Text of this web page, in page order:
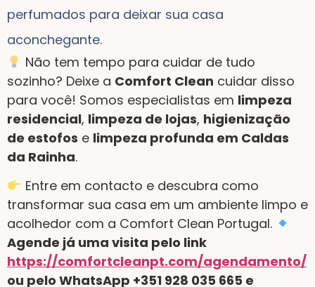
perfumados para deixar sua casa
aconchegante.
Não tem tempo para cuidar de tudo
sozinho? Deixe a Comfort Clean cuidar disso
para você! Somos especialistas em limpeza
residencial, limpeza de lojas, higienização
de estofos e limpeza profunda em Caldas
da Rainha.
Entre em contacto e descubra como
transformar sua casa em um ambiente limpo e
acolhedor com a Comfort Clean Portugal.
Agende já uma visita pelo link
https://comfortcleanpt.com/agendamento/
ou pelo WhatsApp +351 928 035 665 e